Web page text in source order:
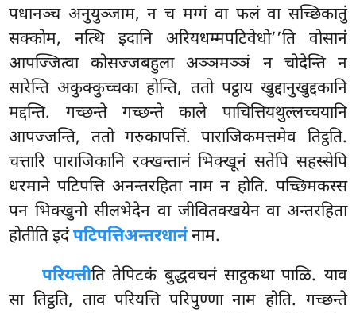
पधानञ्च अनुयुञ्जाम, न च मग्गं वा फलं वा सच्छिकातुं
सक्कोम, नत्थि इदानि अरियधम्मपटिवेधो’’ति वोसानं
आपज्जित्वा कोसज्जबहुला अञ्ञमञ्ञं न चोदेन्ति न
सारेन्ति अकुक्कुच्चका होन्ति, ततो पट्ठाय खुद्दानुखुद्दकानि
मद्दन्ति. गच्छन्ते गच्छन्ते काले पाचित्तियथुल्लच्चयानि
आपज्जन्ति, ततो गरुकापत्तिं. पाराजिकमत्तमेव तिट्ठति.
चत्तारि पाराजिकानि रक्खन्तानं भिक्खूनं सतेपि सहस्सेपि
धरमाने पटिपत्ति अनन्तरहिता नाम न होति. पच्छिमकस्स
पन भिक्खुनोसीलभेदेनवा जीवितक्खयेन वा अन्तरहिता
होतीति इदंपटिपत्तिअन्तरधानंनाम.
परियत्तीति तेपिटकं बुद्धवचनं साट्ठकथा पाळि. याव
सा तिट्ठति, ताव परियत्ति परिपुण्णा नाम होति. गच्छन्ते